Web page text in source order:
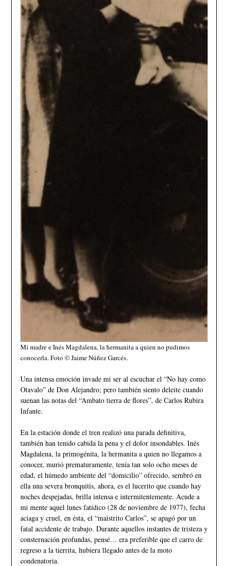
Mi madre e Inés Magdalena, la hermanita a quien no pudimos
conocerla. Foto © Jaime Núñez Garcés.
Una intensa emoción invade mi ser al escuchar el “No hay como
Otavalo” de Don Alejandro; pero también siento deleite cuando
suenan las notas del “Ambato tierra de flores”, de Carlos Rubira
Infante.
En la estación donde el tren realizó una parada definitiva,
también han tenido cabida la pena y el dolor insondables. Inés
Magdalena, la primogénita, la hermanita a quien no llegamos a
conocer, murió prematuramente, tenía tan solo ocho meses de
edad, el húmedo ambiente del “domicilio” ofrecido, sembró en
ella una severa bronquitis, ahora, es el lucerito que cuando hay
noches despejadas, brilla intensa e intermitentemente. Acude a
mi mente aquel lunes fatídico (28 de noviembre de 1977), fecha
aciaga y cruel, en ésta, el “maistrito Carlos”, se apagó por un
fatal accidente de trabajo. Durante aquellos instantes de tristeza y
consternación profundas, pensé… era preferible que el carro de
regreso a la tierrita, hubiera llegado antes de la moto
condenatoria.